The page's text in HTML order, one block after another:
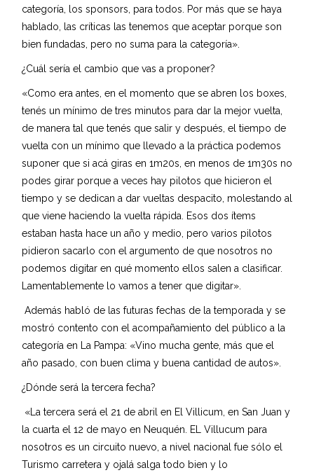
categoría, los sponsors, para todos. Por más que se haya
hablado, las críticas las tenemos que aceptar porque son
bien fundadas, pero no suma para la categoría».
¿Cuál sería el cambio que vas a proponer?
«Como era antes, en el momento que se abren los boxes,
tenés un mínimo de tres minutos para dar la mejor vuelta,
de manera tal que tenés que salir y después, el tiempo de
vuelta con un mínimo que llevado a la práctica podemos
suponer que si acá giras en 1m20s, en menos de 1m30s no
podes girar porque a veces hay pilotos que hicieron el
tiempo y se dedican a dar vueltas despacito, molestando al
que viene haciendo la vuelta rápida. Esos dos ítems
estaban hasta hace un año y medio, pero varios pilotos
pidieron sacarlo con el argumento de que nosotros no
podemos digitar en qué momento ellos salen a clasificar.
Lamentablemente lo vamos a tener que digitar».
Además habló de las futuras fechas de la temporada y se
mostró contento con el acompañamiento del público a la
categoría en La Pampa: «Vino mucha gente, más que el
año pasado, con buen clima y buena cantidad de autos».
¿Dónde será la tercera fecha?
«La tercera será el 21 de abril en El Villicum, en San Juan y
la cuarta el 12 de mayo en Neuquén. EL Villucum para
nosotros es un circuito nuevo, a nivel nacional fue sólo el
Turismo carretera y ojalá salga todo bien y lo